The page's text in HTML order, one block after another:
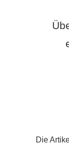
Die